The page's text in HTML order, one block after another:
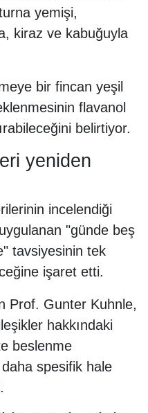
yemişi,
kiraz ve kabuğuyla
bir fincan yeşil
flavanol
belirtiyor.
yeniden
incelendiği
"günde beş
tavsiyesinin tek
işaret etti.
Prof. Gunter Kuhnle,
hakkındaki
beslenme
spesifik hale